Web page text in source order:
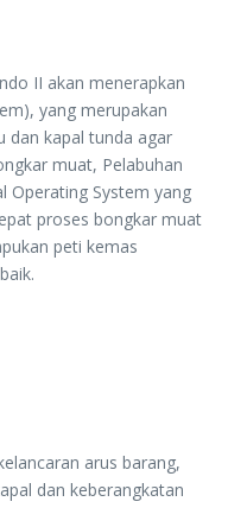
II akan menerapkan
yang merupakan
dan kapal tunda agar
muat, Pelabuhan
Operating System yang
proses bongkar muat
peti kemas
arus barang,
dan keberangkatan